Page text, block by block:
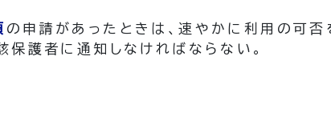
の申請があったときは、速やかに利用の可
保護者に通知しなければならない。